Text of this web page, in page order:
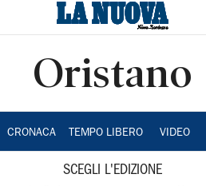
Oristano
CRONACA TEMPO LIBERO VIDEO
SCEGLI L'EDIZIONE